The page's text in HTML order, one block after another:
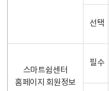
선택
스마트쉼센터
홈페이지 회원정보
필수